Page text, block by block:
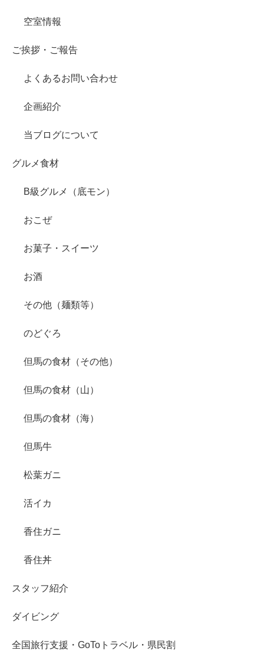
空室情報
ご挨拶・ご報告
よくあるお問い合わせ
企画紹介
当ブログについて
グルメ食材
B級グルメ（底モン）
おこぜ
お菓子・スイーツ
お酒
その他（麺類等）
のどぐろ
但馬の食材（その他）
但馬の食材（山）
但馬の食材（海）
但馬牛
松葉ガニ
活イカ
香住ガニ
香住丼
スタッフ紹介
ダイビング
全国旅行支援・GoToトラベル・県民割